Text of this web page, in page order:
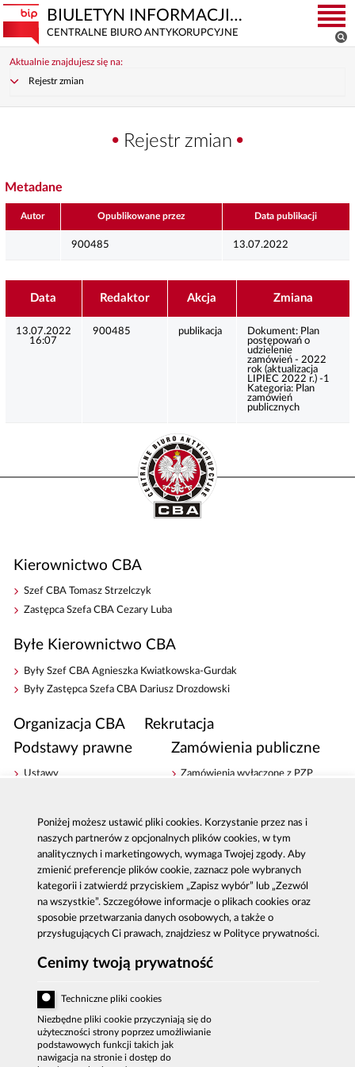
BIULETYN INFORMACJI PUBLICZNEJ
CENTRALNE BIURO ANTYKORUPCYJNE
Aktualnie znajdujesz się na:
Rejestr zmian
Rejestr zmian
Metadane
Autor Opublikowane przez Data publikacji
900485 13.07.2022
Data Redaktor Akcja Zmiana
13.07.2022
16:07
900485 publikacja Dokument: Plan
postępowań o
udzielenie
zamówień - 2022
rok (aktualizacja
LIPIEC 2022 r.) -1
Kategoria: Plan
zamówień
publicznych
Kierownictwo CBA
Szef CBA Tomasz Strzelczyk
Zastępca Szefa CBA Cezary Luba
Byłe Kierownictwo CBA
Były Szef CBA Agnieszka Kwiatkowska-Gurdak
Były Zastępca Szefa CBA Dariusz Drozdowski
Organizacja CBA
Rekrutacja
Podstawy prawne
Ustawy
Archiwum
Zamówienia publiczne
Zamówienia wyłączone z PZP
Sprawozdania finansowe
Majątek
Udostępnianie informacji
Dostępność
Sygnaliści - zgłoszenia zewnętrzne
Zgłoszenie korupcji: 800 808 808, email:
fax: 22 437 2297, tel.: 22 437 2222, email:
bip@cba.gov.pl
DEKLARACJA DOSTĘPNOŚCI
Poniżej możesz ustawić pliki cookies. Korzystanie przez nas i
naszych partnerów z opcjonalnych plików cookies, w tym
analitycznych i marketingowych, wymaga Twojej zgody. Aby
zmienić preferencje plików cookie, zaznacz pole wybranych
kategorii i zatwierdź przyciskiem „Zapisz wybór” lub „Zezwól
na wszystkie”. Szczegółowe informacje o plikach cookies oraz
sposobie przetwarzania danych osobowych, a także o
przysługujących Ci prawach, znajdziesz w Polityce prywatności.
Cenimy twoją prywatność
Techniczne pliki cookies
Niezbędne pliki cookie przyczyniają się do
użyteczności strony poprzez umożliwianie
podstawowych funkcji takich jak
nawigacja na stronie i dostęp do